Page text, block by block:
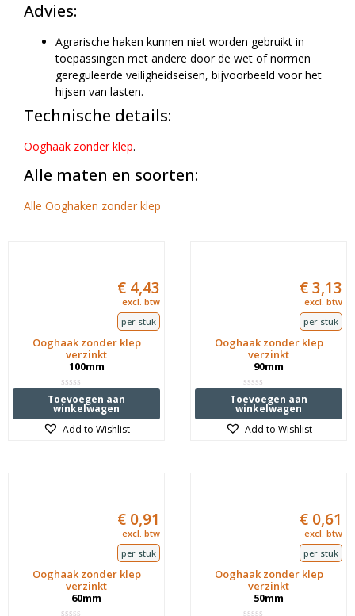
Advies:
Agrarische haken kunnen niet worden gebruikt in
toepassingen met andere door de wet of normen
gereguleerde veiligheidseisen, bijvoorbeeld voor het
hijsen van lasten.
Technische details:
Ooghaak zonder klep.
Alle maten en soorten:
Alle Ooghaken zonder klep
Ooghaak zonder klep
verzinkt
100mm
Waardering
0
uit
5
€ 4,43
excl. btw
per stuk
Toevoegen aan
winkelwagen
Add to Wishlist
Ooghaak zonder klep
verzinkt
90mm
Waardering
0
uit
5
€3,13
excl. btw
per stuk
Toevoegen aan
winkelwagen
Add to Wishlist
Ooghaak zonder klep
verzinkt
60mm
€ 0,91
excl. btw
per stuk
Ooghaak zonder klep
verzinkt
50mm
€ 0,61
excl. btw
per stuk